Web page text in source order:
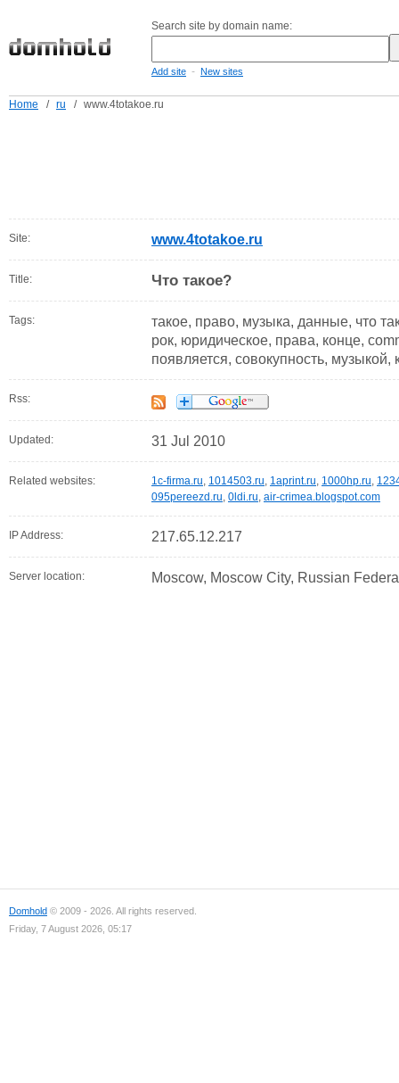
Search site by domain name:
Add site - New sites
Home / ru / www.4totakoe.ru
Site: www.4totakoe.ru
Title: Что такое?
Tags:
такое, право, музыка, данные, что
рок, юридическое, права, конце,
появляется, совокупность, музыкой,
Rss:
Updated: 31 Jul 2010
Related websites: 1c-firma.ru, 1014503.ru, 1aprint.ru, 1000hp.ru,
095pereezd.ru, 0ldi.ru, air-crimea.blogspot.com
IP Address: 217.65.12.217
Server location: Moscow, Moscow City, Russian
Domhold © 2009 - 2026. All rights reserved.
Friday, 7 August 2026, 05:17